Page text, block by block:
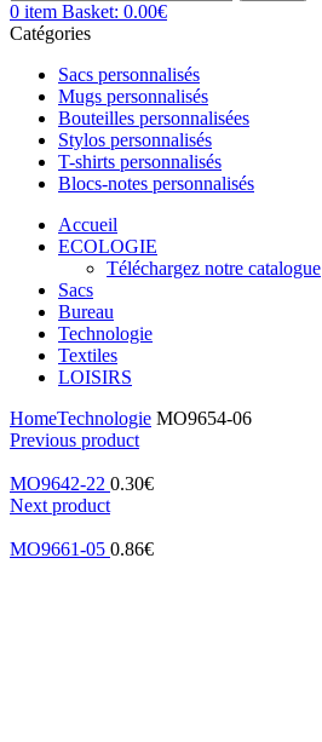
0 item Basket: 0.00€
Catégories
Sacs personnalisés
Mugs personnalisés
Bouteilles personnalisées
Stylos personnalisés
T-shirts personnalisés
Blocs-notes personnalisés
Accueil
ECOLOGIE
Téléchargez notre catalogue
Sacs
Bureau
Technologie
Textiles
LOISIRS
HomeTechnologie MO9654-06
Previous product
MO9642-22 0.30€
Next product
MO9661-05 0.86€